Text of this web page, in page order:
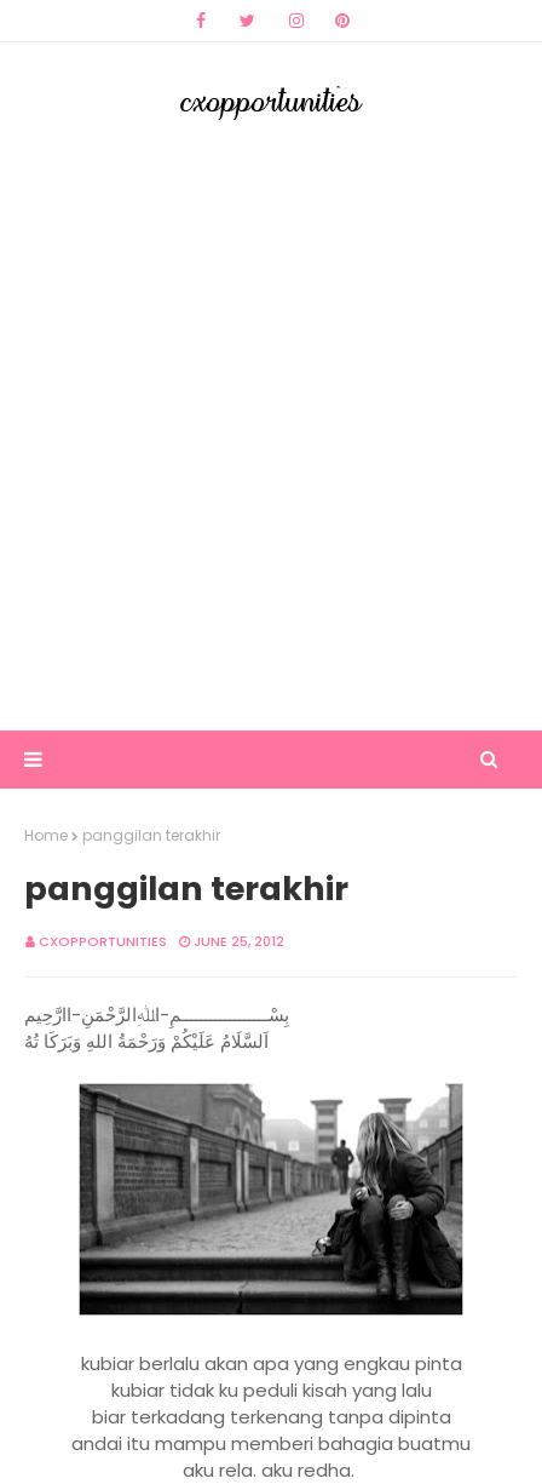
Home panggilan terakhir
panggilan terakhir
CXOPPORTUNITIES JUNE 25, 2012
بِسْــــــــــــــــــمِ-اﷲِالرَّحْمَنِ-اارَّحِيم
اَلسَّلَامُ عَلَيْكُمْ وَرَحْمَةُ اللهِ وَبَرَكَا تُهُ
kubiar berlalu akan apa yang engkau pinta
kubiar tidak ku peduli kisah yang lalu
biar terkadang terkenang tanpa dipinta
andai itu mampu memberi bahagia buatmu
aku rela. aku redha.